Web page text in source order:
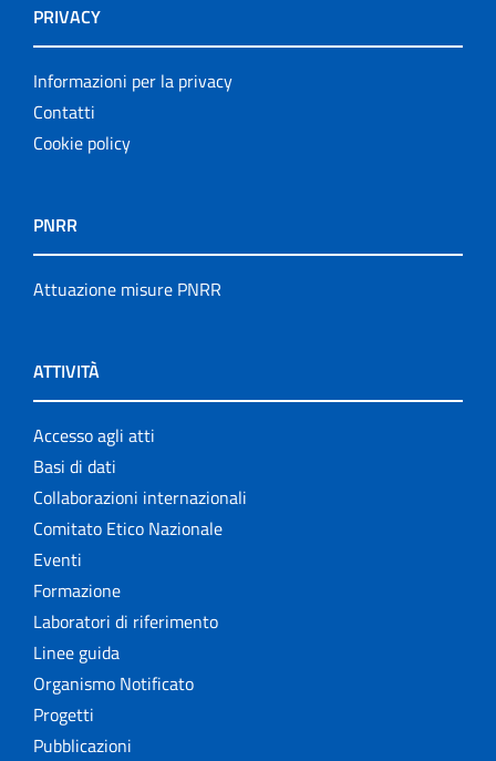
PRIVACY
Informazioni per la privacy
Contatti
Cookie policy
PNRR
Attuazione misure PNRR
ATTIVITÀ
Accesso agli atti
Basi di dati
Collaborazioni internazionali
Comitato Etico Nazionale
Eventi
Formazione
Laboratori di riferimento
Linee guida
Organismo Notificato
Progetti
Pubblicazioni